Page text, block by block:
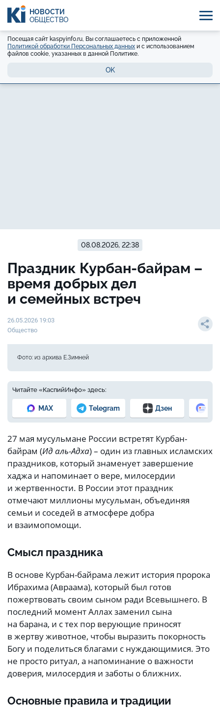
НОВОСТИ
ОБЩЕСТВО
Посещая сайт kaspyinfo.ru, Вы соглашаетесь с приложенной
Политикой обработки Персональных данных и с использованием
файлов cookie, указанных в данной Политике.
OK
08.08.2026, 22:38
Праздник Курбан-байрам –
время добрых дел
и семейных встреч
26.05.2026 19:03
Общество
Фото: из архива Е.Зимней
Читайте «КаспийИнфо» здесь:
MAX Telegram Дзен
27 мая мусульмане России встретят Курбан-
байрам (Ид аль-Адха) – один из главных исламских
праздников, который знаменует завершение
хаджа и напоминает о вере, милосердии
и жертвенности. В России этот праздник
отмечают миллионы мусульман, объединяя
семьи и соседей в атмосфере добра
и взаимопомощи.
Смысл праздника
В основе Курбан-байрама лежит история пророка
Ибрахима (Авраама), который был готов
пожертвовать своим сыном ради Всевышнего. В
последний момент Аллах заменил сына
на барана, и с тех пор верующие приносят
в жертву животное, чтобы выразить покорность
Богу и поделиться благами с нуждающимися. Это
не просто ритуал, а напоминание о важности
доверия, милосердия и заботы о ближних.
Основные правила и традиции